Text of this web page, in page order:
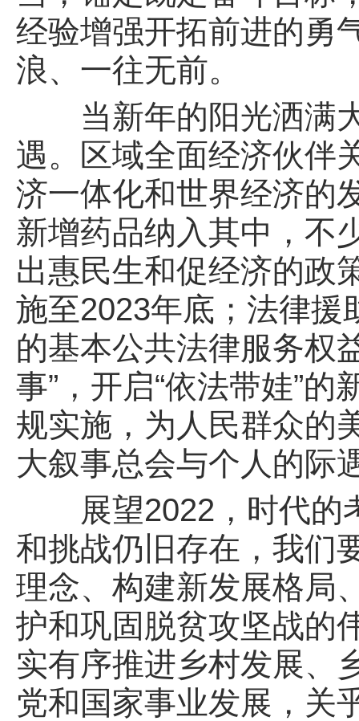
经验增强开拓前进的勇
浪、一往无前。
当新年的阳光洒满大
遇。区域全面经济伙伴
济一体化和世界经济的
新增药品纳入其中，不
出惠民生和促经济的政
施至2023年底；法律援
的基本公共法律服务权
事”，开启“依法带娃”
规实施，为人民群众的
大叙事总会与个人的际
展望2022，时代的
和挑战仍旧存在，我们
理念、构建新发展格局
护和巩固脱贫攻坚战的
实有序推进乡村发展
党和国家事业发展，关